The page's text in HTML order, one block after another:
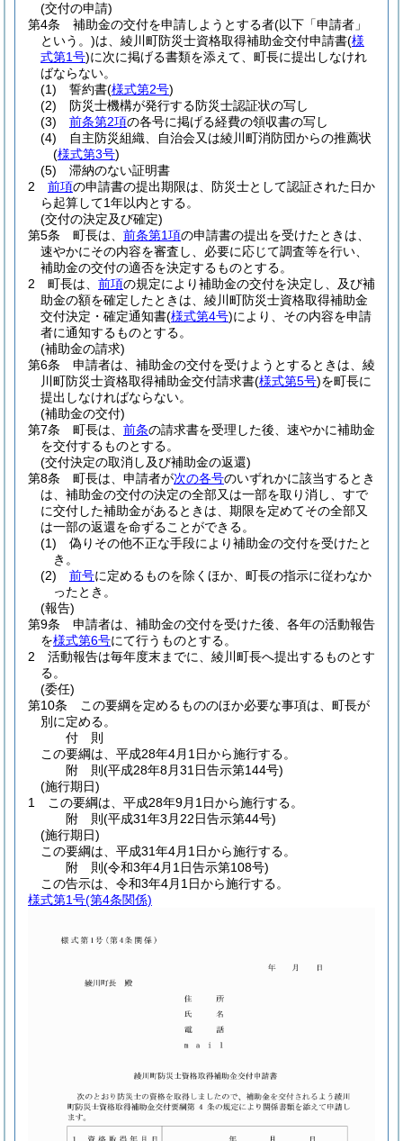
(交付の申請)
第4条
補助金の交付を申請しようとする者(以下「申請者」
という。)は、綾川町防災士資格取得補助金交付申請書(様
式第1号)に次に掲げる書類を添えて、町長に提出しなけれ
ばならない。
(1)
誓約書(様式第2号)
(2)
防災士機構が発行する防災士認証状の写し
(3)
前条第2項の各号に掲げる経費の領収書の写し
(4)
自主防災組織、自治会又は綾川町消防団からの推薦状
(様式第3号)
(5)
滞納のない証明書
2
前項の申請書の提出期限は、防災士として認証された日か
ら起算して1年以内とする。
(交付の決定及び確定)
第5条
町長は、 前条第1項の申請書の提出を受けたときは、
速やかにその内容を審査し、必要に応じて調査等を行い、
補助金の交付の適否を決定するものとする。
2
町長は、 前項の規定により補助金の交付を決定し、及び補
助金の額を確定したときは、綾川町防災士資格取得補助金
交付決定・確定通知書(様式第4号)により、その内容を申請
者に通知するものとする。
(補助金の請求)
第6条
申請者は、補助金の交付を受けようとするときは、綾
川町防災士資格取得補助金交付請求書(様式第5号)を町長に
提出しなければならない。
(補助金の交付)
第7条
町長は、 前条の請求書を受理した後、速やかに補助金
を交付するものとする。
(交付決定の取消し及び補助金の返還)
第8条
町長は、申請者が次の各号のいずれかに該当するとき
は、補助金の交付の決定の全部又は一部を取り消し、すで
に交付した補助金があるときは、期限を定めてその全部又
は一部の返還を命ずることができる。
(1)
偽りその他不正な手段により補助金の交付を受けたと
き。
(2)
前号に定めるものを除くほか、町長の指示に従わなか
ったとき。
(報告)
第9条
申請者は、補助金の交付を受けた後、各年の活動報告
を様式第6号にて行うものとする。
2
活動報告は毎年度末までに、綾川町長へ提出するものとす
る。
(委任)
第10条
この要綱を定めるもののほか必要な事項は、町長が
別に定める。
付 則
この要綱は、平成28年4月1日から施行する。
附 則(平成28年8月31日告示第144号)
(施行期日)
1
この要綱は、平成28年9月1日から施行する。
附 則(平成31年3月22日告示第44号)
(施行期日)
この要綱は、平成31年4月1日から施行する。
附 則(令和3年4月1日告示第108号)
この告示は、令和3年4月1日から施行する。
様式第1号(第4条関係)